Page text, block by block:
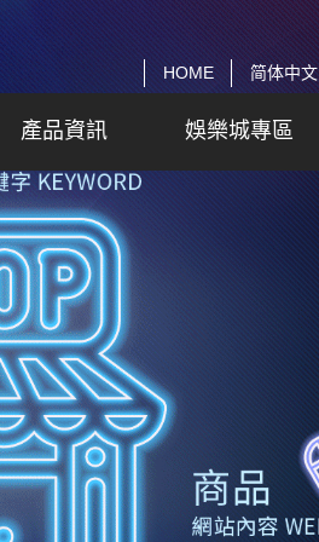
简体中文
HOME
產品資訊 娛樂城專區